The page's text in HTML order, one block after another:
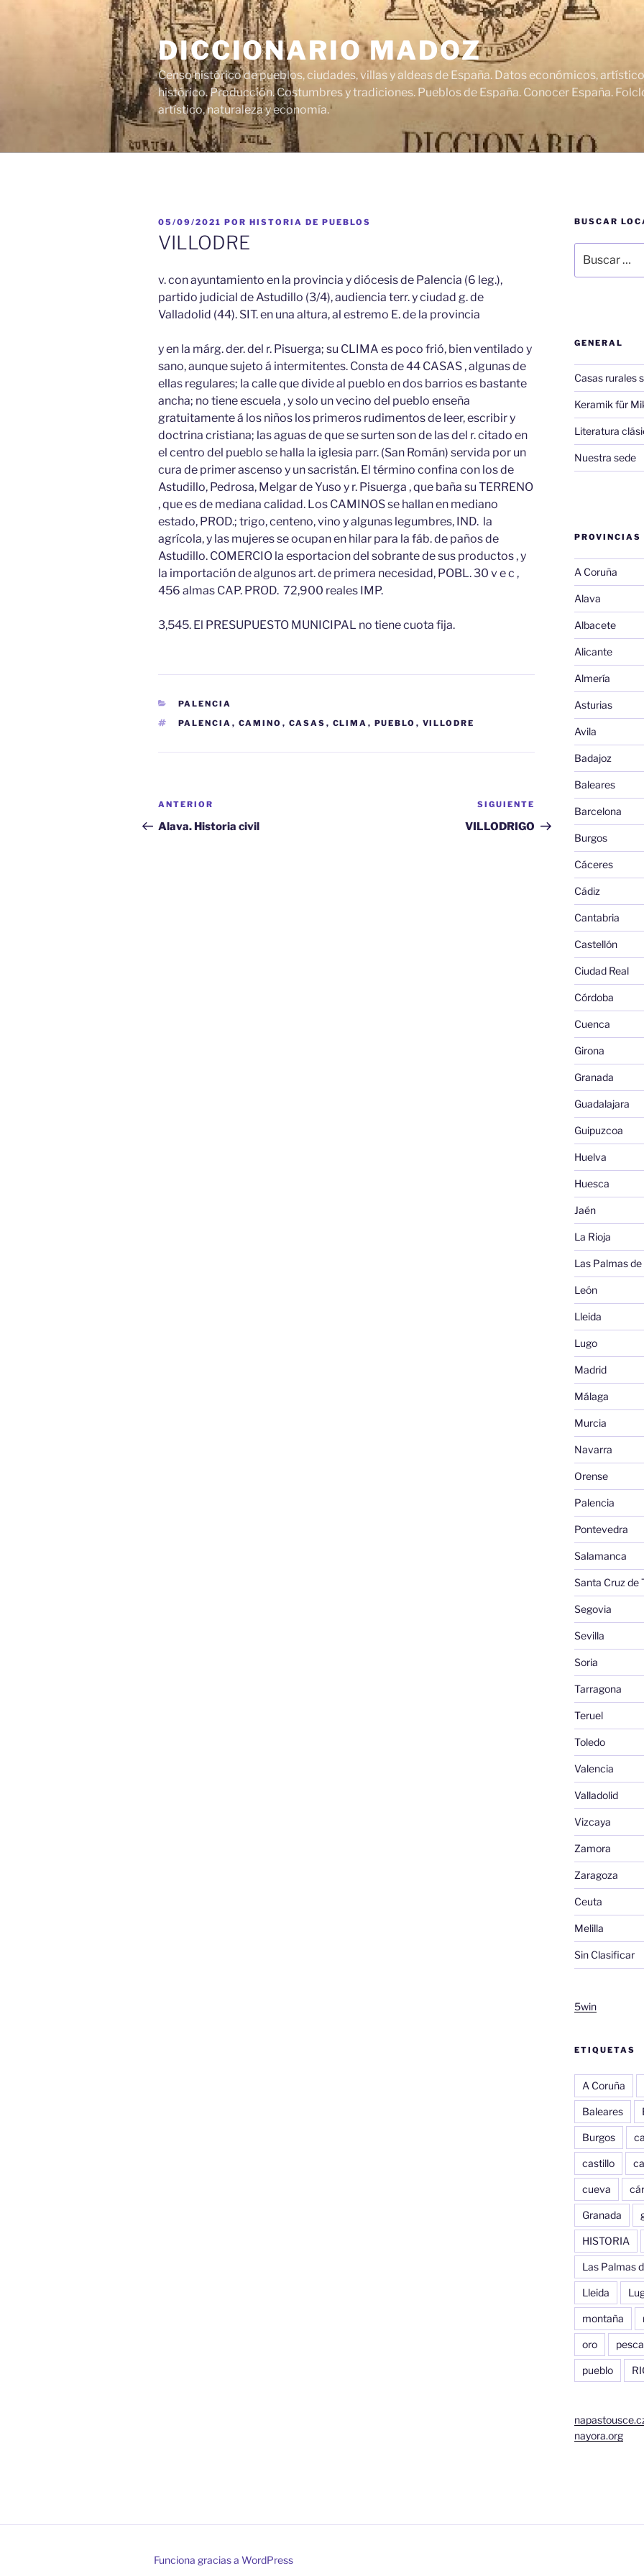
DICCIONARIO MADOZ
Censo histórico de pueblos, ciudades, villas y aldeas de España. Datos económicos,
histórico. Producción. Costumbres y tradiciones. Pueblos de España. Conocer España.
artístico, naturaleza y economía.
PUBLICADO
EL
05/09/2021 POR HISTORIA DE PUEBLOS
VILLODRE
v. con ayuntamiento en la provincia y diócesis de Palencia (6 leg.),
partido judicial de Astudillo (3/4), audiencia terr. y ciudad g. de
Valladolid (44). SIT. en una altura, al estremo E. de la provincia
y en la márg. der. del r. Pisuerga; su CLIMA es poco frió, bien ventilado y
sano, aunque sujeto á intermitentes. Consta de 44 CASAS , algunas de
ellas regulares; la calle que divide al pueblo en dos barrios es bastante
ancha; no tiene escuela , y solo un vecino del pueblo enseña
gratuitamente á los niños los primeros rudimentos de leer, escribir y
doctrina cristiana; las aguas de que se surten son de las del r. citado en
el centro del pueblo se halla la iglesia parr. (San Román) servida por un
cura de primer ascenso y un sacristán. El término confina con los de
Astudillo, Pedrosa, Melgar de Yuso y r. Pisuerga , que baña su TERRENO
, que es de mediana calidad. Los CAMINOS se hallan en mediano
estado, PROD.; trigo, centeno, vino y algunas legumbres, IND. la
agrícola, y las mujeres se ocupan en hilar para la fáb. de paños de
Astudillo. COMERCIO la esportacion del sobrante de sus productos , y
la importación de algunos art. de primera necesidad, POBL. 30 v e c ,
456 almas CAP. PROD. 72,900 reales IMP.
3,545. El PRESUPUESTO MUNICIPAL no tiene cuota fija.
CATEGORÍAS
PALENCIA
ETIQUETAS
PALENCIA , CAMINO , CASAS , CLIMA , PUEBLO , VILLODRE
Navegación
de
Entrada
anterior:
ANTERIOR
Alava. Historia civil
Siguiente
entrada
SIGUIENTE
VILLODRIGO
BUSCAR
por:
GENERAL
Casas rurales
Keramik für
Literatura
Nuestra sede
PROVINCIAS
A Coruña
Alava
Albacete
Alicante
Almería
Asturias
Avila
Badajoz
Baleares
Barcelona
Burgos
Cáceres
Cádiz
Cantabria
Castellón
Ciudad Real
Córdoba
Cuenca
Girona
Granada
Guadalajara
Guipuzcoa
Huelva
Huesca
Jaén
La Rioja
Las Palmas
León
Lleida
Lugo
Madrid
Málaga
Murcia
Navarra
Orense
Palencia
Pontevedra
Salamanca
Santa Cruz de
Segovia
Sevilla
Soria
Tarragona
Teruel
Toledo
Valencia
Valladolid
Vizcaya
Zamora
Zaragoza
Ceuta
Melilla
Sin Clasificar
5win
ETIQUETAS
A Coruña
Baleares
Burgos
castillo
cueva
Granada
HISTORIA
Las Palmas
Lleida
montaña
oro pesca
pueblo
nayora.org
Funciona gracias a WordPress